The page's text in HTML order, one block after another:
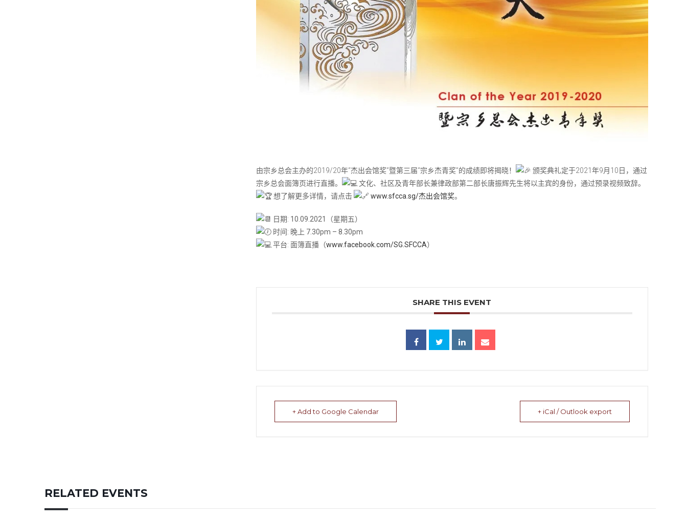
由宗乡总会主办的2019/20年“杰出会馆奖”暨第三届“宗乡杰青奖”的成绩即将揭晓！
颁奖典礼定于2021年9月10日，通过
宗乡总会面簿页进行直播。
文化、社区及青年部长兼律政部第二部长唐振辉先生将以主宾的身份，通过预录视频致辞。
想了解更多详情，请点击
www.sfcca.sg/杰出会馆奖。
日期: 10.09.2021（星期五）
时间: 晚上 7.30pm – 8.30pm
平台: 面簿直播（www.facebook.com/SG.SFCCA）
SHARE THIS EVENT
+ Add to Google Calendar + iCal / Outlook export
RELATED EVENTS